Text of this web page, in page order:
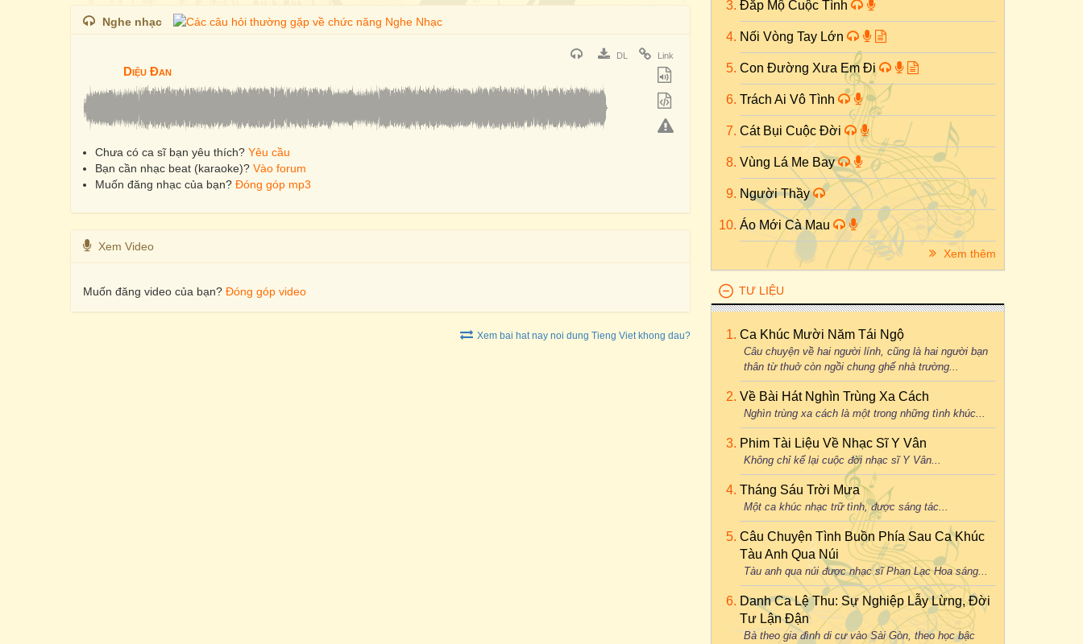
Nghe nhạc
DL Link
Diệu Đan
Chưa có ca sĩ bạn yêu thích? Yêu cầu
Bạn cần nhạc beat (karaoke)? Vào forum
Muốn đăng nhạc của bạn? Đóng góp mp3
Xem Video
Muốn đăng video của bạn? Đóng góp video
Xem bai hat nay noi dung Tieng Viet khong dau?
Đắp Mộ Cuộc Tình
Nối Vòng Tay Lớn
Con Đường Xưa Em Đi
Trách Ai Vô Tình
Cát Bụi Cuộc Đời
Vùng Lá Me Bay
Người Thầy
Áo Mới Cà Mau
Xem thêm
TƯ LIỆU
Ca Khúc Mười Năm Tái Ngộ
Câu chuyện về hai người lính, cũng là hai người bạn
thân từ thuở còn ngồi chung ghế nhà trường...
Về Bài Hát Nghìn Trùng Xa Cách
Nghìn trùng xa cách là một trong những tình khúc...
Phim Tài Liệu Về Nhạc Sĩ Y Vân
Không chỉ kể lại cuộc đời nhạc sĩ Y Vân...
Tháng Sáu Trời Mưa
Một ca khúc nhạc trữ tình, được sáng tác...
Câu Chuyện Tình Buồn Phía Sau Ca Khúc
Tàu Anh Qua Núi
Tàu anh qua núi được nhạc sĩ Phan Lạc Hoa sáng...
Danh Ca Lệ Thu: Sự Nghiệp Lẫy Lừng, Đời
Tư Lận Đận
Bà theo gia đình di cư vào Sài Gòn, theo học bậc